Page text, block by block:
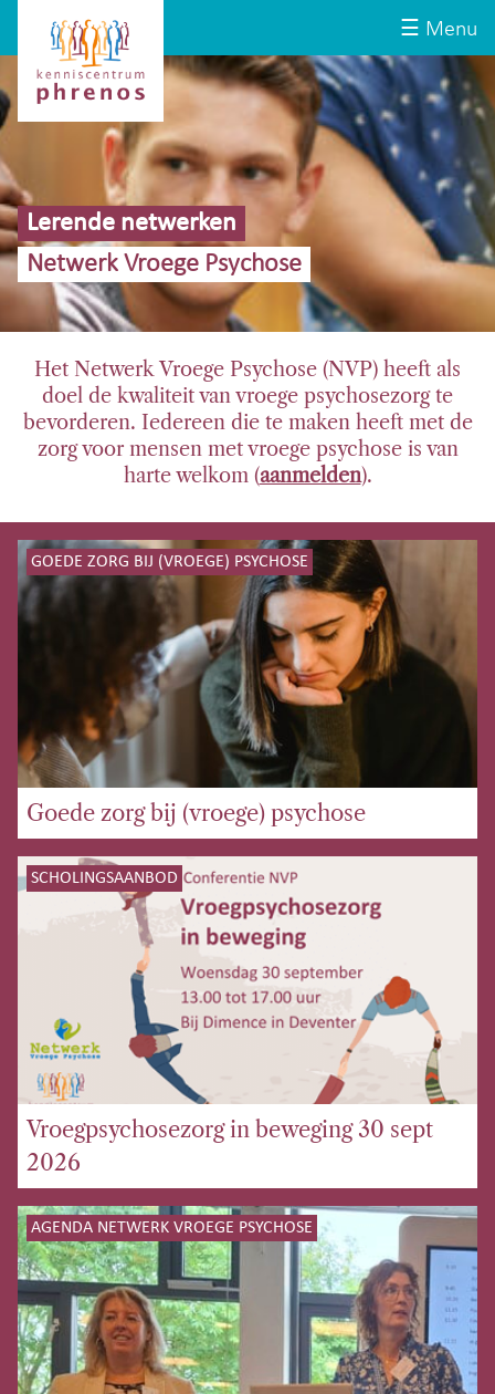
☰ Menu
Kenniscentrum
Phrenos
website
Lerende netwerken
Netwerk Vroege Psychose
Het Netwerk Vroege Psychose (NVP) heeft als
doel de kwaliteit van vroege psychosezorg te
bevorderen. Iedereen die te maken heeft met de
zorg voor mensen met vroege psychose is van
harte welkom (aanmelden).
GOEDE ZORG BIJ (VROEGE) PSYCHOSE
Goede zorg bij (vroege) psychose
SCHOLINGSAANBOD
Vroegpsychosezorg in beweging 30 sept
2026
AGENDA NETWERK VROEGE PSYCHOSE